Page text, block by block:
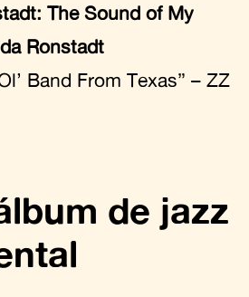
The Sound of My
Ronstadt
Band From Texas” – ZZ
de jazz